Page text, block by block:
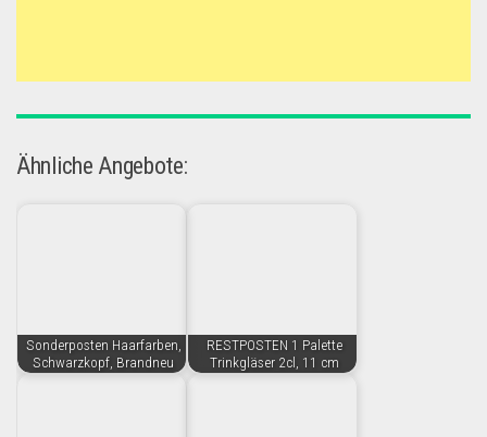
Ähnliche Angebote:
Sonderposten Haarfarben,
Schwarzkopf, Brandneu
RESTPOSTEN 1 Palette
Trinkgläser 2cl, 11 cm